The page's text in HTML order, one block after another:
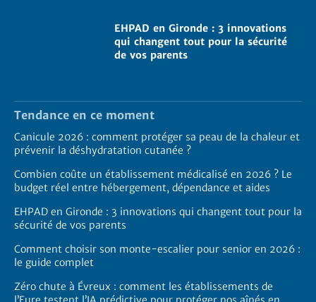
EHPAD en Gironde : 3 innovations
qui changent tout pour la sécurité
de vos parents
Tendance en ce moment
Canicule 2026 : comment protéger sa peau de la chaleur et
prévenir la déshydratation cutanée ?
Combien coûte un établissement médicalisé en 2026 ? Le
budget réel entre hébergement, dépendance et aides
EHPAD en Gironde : 3 innovations qui changent tout pour la
sécurité de vos parents
Comment choisir son monte-escalier pour senior en 2026 :
le guide complet
Zéro chute à Évreux : comment les établissements de